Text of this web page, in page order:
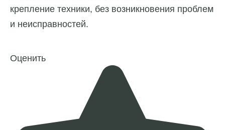
крепление техники, без возникновения проблем
и неисправностей.
Оценить